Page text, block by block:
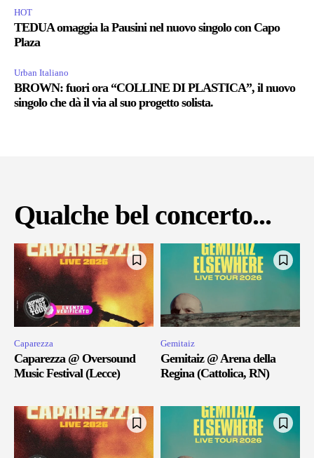
HOT
TEDUA omaggia la Pausini nel nuovo singolo con Capo
Plaza
Urban Italiano
BROWN: fuori ora “COLLINE DI PLASTICA”, il nuovo
singolo che dà il via al suo progetto solista.
Qualche bel concerto...
Caparezza
Caparezza @ Oversound
Music Festival (Lecce)
Gemitaiz
Gemitaiz @ Arena della
Regina (Cattolica, RN)